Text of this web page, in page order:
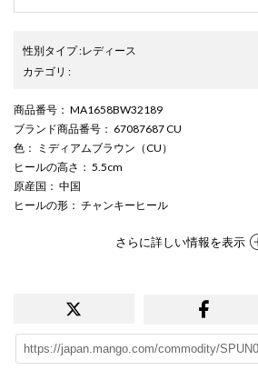
性別タイプ:レディース
カテゴリ :
商品番号 ： MA1658BW32189
ブランド商品番号 ： 67087687 CU
色 ： ミディアムブラウン（CU）
ヒールの高さ ： 5.5cm
原産国 ： 中国
ヒールの形 ： チャンキーヒール
さらに詳しい情報を表示